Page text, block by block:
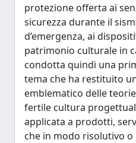
protezione offerta ai
sicurezza durante il
d’emergenza, ai
patrimonio culturale in
condotta quindi una
tema che ha restituito
emblematico delle
fertile cultura
applicata a prodotti,
che in modo risolutivo